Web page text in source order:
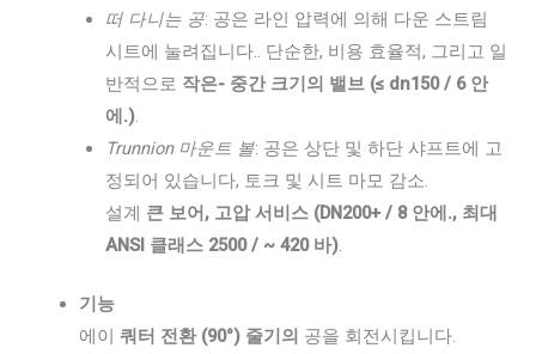
떠 다니는 공: 공은 라인 압력에 의해 다운 스트림
시트에 눌려집니다.. 단순한, 비용 효율적, 그리고 일
반적으로 작은- 중간 크기의 밸브 (≤ dn150 / 6 안
에.).
Trunnion 마운트 볼: 공은 상단 및 하단 샤프트에 고
정되어 있습니다, 토크 및 시트 마모 감소.
설계 큰 보어, 고압 서비스 (DN200+ / 8 안에., 최대
ANSI 클래스 2500 / ~ 420 바).
기능
에이쿼터 전환 (90°) 줄기의 공을 회전시킵니다.